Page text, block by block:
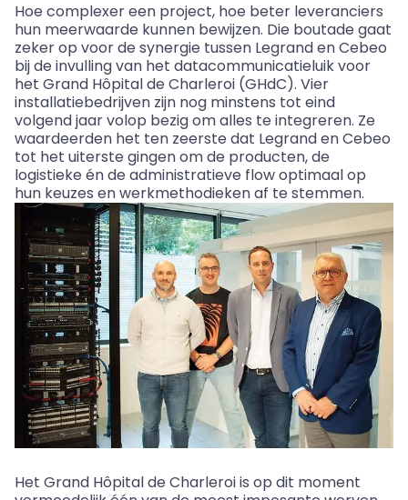
Hoe complexer een project, hoe beter leveranciers
hun meerwaarde kunnen bewijzen. Die boutade gaat
zeker op voor de synergie tussen Legrand en Cebeo
bij de invulling van het datacommunicatieluik voor
het Grand Hôpital de Charleroi (GHdC). Vier
installatiebedrijven zijn nog minstens tot eind
volgend jaar volop bezig om alles te integreren. Ze
waardeerden het ten zeerste dat Legrand en Cebeo
tot het uiterste gingen om de producten, de
logistieke én de administratieve flow optimaal op
hun keuzes en werkmethodieken af te stemmen.
Het Grand Hôpital de Charleroi is op dit moment